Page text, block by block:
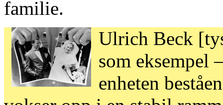
familie.
Ulrich Beck
som eksempel
enheten